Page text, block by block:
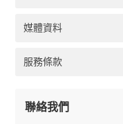
媒體資料
服務條款
聯絡我們